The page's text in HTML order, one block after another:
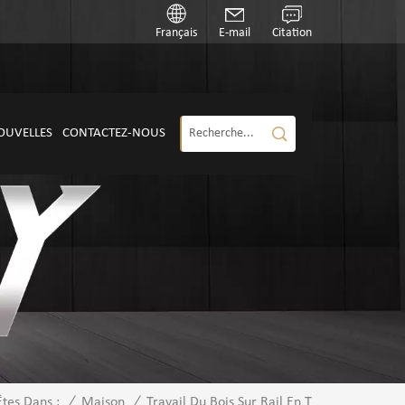
Français E-mail Citation
CONTACTEZ-NOUS